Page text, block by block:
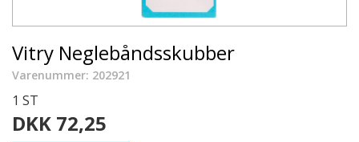
Vitry Neglebåndsskubber
Varenummer: 202921
1 ST
DKK 72,25